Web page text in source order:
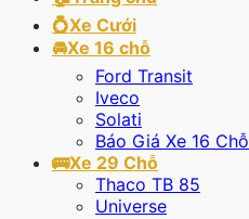
💍Xe Cưới
🚘Xe 16 chỗ
Ford Transit
Iveco
Solati
Báo Giá Xe 16 Chỗ
🚌Xe 29 Chỗ
Thaco TB 85
Universe